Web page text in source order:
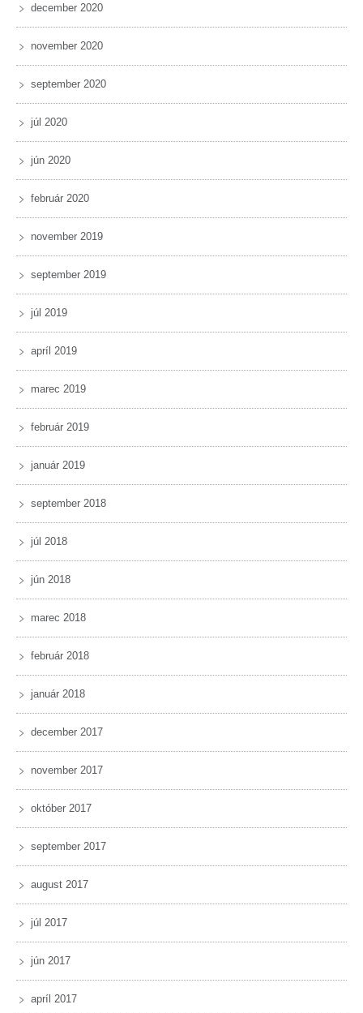
december 2020
november 2020
september 2020
júl 2020
jún 2020
február 2020
november 2019
september 2019
júl 2019
apríl 2019
marec 2019
február 2019
január 2019
september 2018
júl 2018
jún 2018
marec 2018
február 2018
január 2018
december 2017
november 2017
október 2017
september 2017
august 2017
júl 2017
jún 2017
apríl 2017